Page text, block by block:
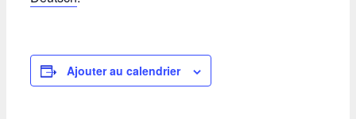
Ajouter au calendrier